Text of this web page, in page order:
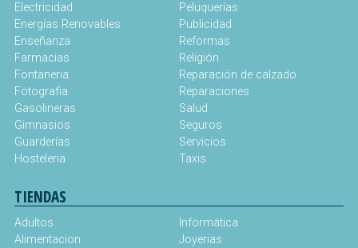
Electricidad
Energías Renovables
Enseñanza
Farmacias
Fontaneria
Fotografia
Gasolineras
Gimnasios
Guarderías
Hosteleria
Peluquerías
Publicidad
Reformas
Religión
Reparación de calzado
Reparaciones
Salud
Seguros
Servicios
Taxis
TIENDAS
Adultos
Alimentacion
Informática
Joyerias